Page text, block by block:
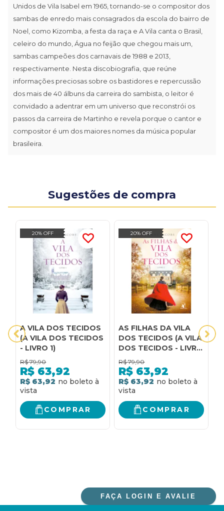
Unidos de Vila Isabel em 1965, tornando-se o compositor dos
sambas de enredo mais consagrados da escola do bairro de
Noel, como Kizomba, a festa da raça e A Vila canta o Brasil,
celeiro do mundo, Água no feijão que chegou mais um,
sambas campeões dos carnavais de 1988 e 2013,
respectivamente. Nesta discobiografia, que reúne
informações preciosas sobre os bastidores e repercussão
dos mais de 40 álbuns da carreira do sambista, o leitor é
convidado a adentrar em um universo que reconstrói os
passos da carreira de Martinho e revela porque o cantor e
compositor é um dos maiores nomes da música popular
brasileira.
Sugestões de compra
20% OFF
A VILA DOS TECIDOS
(A VILA DOS TECIDOS
- LIVRO 1)
R$ 79,90
R$ 63,92
R$ 63,92
COMPRAR
20% OFF
AS FILHAS DA VILA
DOS TECIDOS (A VILA
DOS TECIDOS - LIVRO
2)
R$ 79,90
R$ 63,92
R$ 63,92
COMPRAR
FAÇA LOGIN E AVALIE